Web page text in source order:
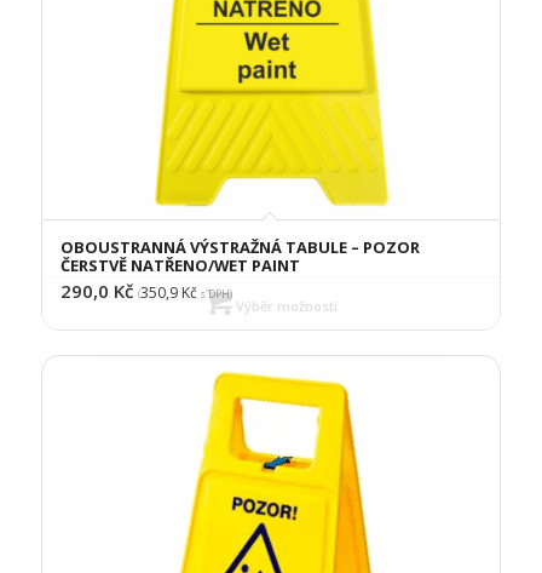
OBOUSTRANNÁ VÝSTRAŽNÁ TABULE – POZOR
ČERSTVĚ NATŘENO/WET PAINT
290,0 Kč (350,9Kčs DPH)
Výběr možností